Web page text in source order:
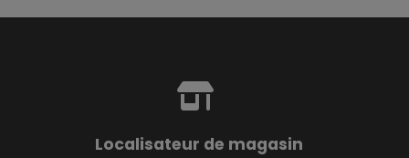
Localisateur de magasin